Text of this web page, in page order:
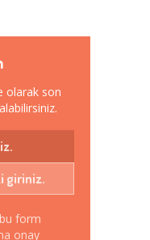
olarak son
form
onay